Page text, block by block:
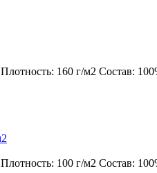
Плотность: 160 г/м2 Состав:
Плотность: 100 г/м2 Состав: